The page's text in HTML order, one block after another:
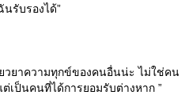
รับรองได้”
วยาความทุกข์ของคนอื่นน่ะ ไม่ใช่คน
เป็นคนที่ได้การยอมรับต่างหาก ”